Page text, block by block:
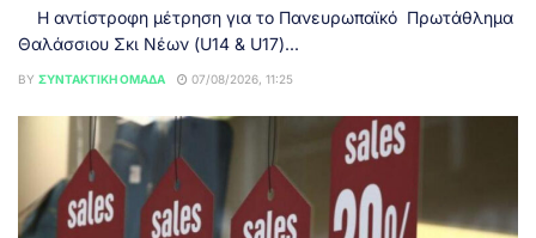
Η αντίστροφη μέτρηση για το Πανευρωπαϊκό Πρωτάθλημα
Θαλάσσιου Σκι Νέων (U14 & U17)...
BY ΣΥΝΤΑΚΤΙΚΉ ΟΜΆΔΑ 07/08/2026, 11:25